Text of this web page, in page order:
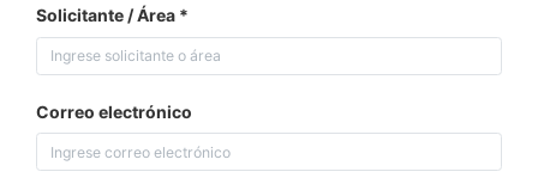
Solicitante / Área
Correo electrónico